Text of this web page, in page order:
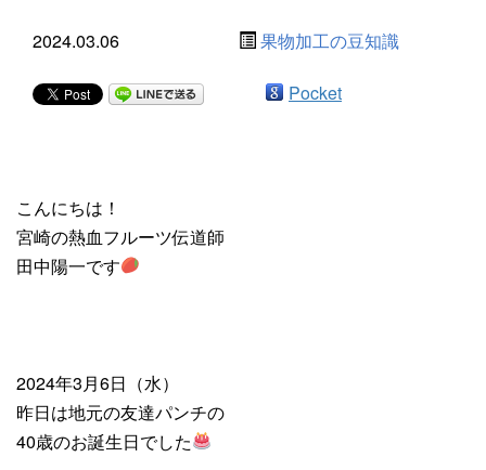
2024.03.06 果物加工の豆知識
Pocket
こんにちは！
宮崎の熱血フルーツ伝道師
田中陽一です
2024年3月6日（水）
昨日は地元の友達パンチの
40歳のお誕生日でした